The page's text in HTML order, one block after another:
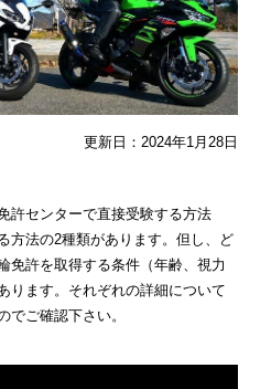
更新日：2024年1月28日
許センターで直接受験する方法
方法の2種類があります。但し、ど
免許を取得する条件（年齢、視力
ります。それぞれの詳細について
でご確認下さい。